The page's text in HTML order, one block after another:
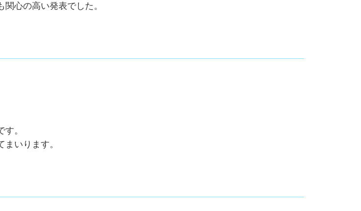
心の高い発表でした。
。
いります。